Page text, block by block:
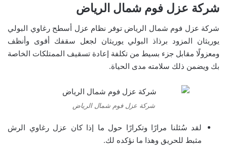
شركة عزل فوم شمال الرياض
شركة عزل فوم شمال الرياض توفر نظام عزل أسطح رغاوي البولي
يوريثان المزود برذاذ البولي يوريثان لجعل سقفك أقوى وأنظف
ومعزولًا مقابل جزء بسيط من تكلفة إعادة تسقيف الممتلكات الخاصة
بك ويضمن ذلك سلامته مدى الحياة.
شركة عزل فوم شمال الرياض
لقد سُئلنا مرارًا وتكرارًا حول ما إذا كان عزل رغاوي الرش
مثبط للحريق وهذا ما نؤكده لك.